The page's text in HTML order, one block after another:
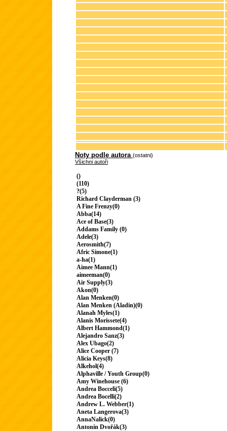
Noty podle autora (ostatni)
Všichni autoři
()
(110)
?(5)
Richard Clayderman (3)
A Fine Frenzy(0)
Abba(14)
Ace of Base(3)
Addams Family (0)
Adele(3)
Aerosmith(7)
Afric Simone(1)
a-ha(1)
Aimee Mann(1)
aimeeman(0)
Air Supply(3)
Akon(0)
Alan Menken(0)
Alan Menken (Aladin)(0)
Alanah Myles(1)
Alanis Morissete(4)
Albert Hammond(1)
Alejandro Sanz(3)
Alex Ubago(2)
Alice Cooper (7)
Alicia Keys(8)
Alkehol(4)
Alphaville / Youth Group(0)
Amy Winehouse (6)
Andrea Bocceli(5)
Andrea Bocelli(2)
Andrew L. Webber(1)
Aneta Langerova(3)
AnnaNalick(0)
Antonín Dvořák(3)